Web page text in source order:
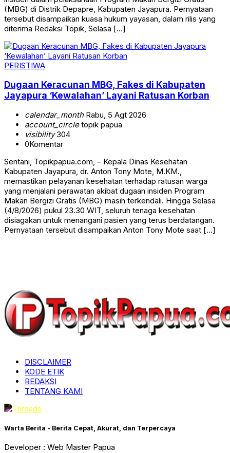
(MBG) di Distrik Depapre, Kabupaten Jayapura. Pernyataan
tersebut disampaikan kuasa hukum yayasan, dalam rilis yang
diterima Redaksi Topik, Selasa […]
PERISTIWA
Dugaan Keracunan MBG, Fakes di Kabupaten
Jayapura ‘Kewalahan’ Layani Ratusan Korban
calendar_monthRabu, 5 Agt 2026
account_circletopik papua
visibility304
0Komentar
Sentani, Topikpapua.com, – Kepala Dinas Kesehatan
Kabupaten Jayapura, dr. Anton Tony Mote, M.KM.,
memastikan pelayanan kesehatan terhadap ratusan warga
yang menjalani perawatan akibat dugaan insiden Program
Makan Bergizi Gratis (MBG) masih terkendali. Hingga Selasa
(4/8/2026) pukul 23.30 WIT, seluruh tenaga kesehatan
disiagakan untuk menangani pasien yang terus berdatangan.
Pernyataan tersebut disampaikan Anton Tony Mote saat […]
DISCLAIMER
KODE ETIK
REDAKSI
TENTANG KAMI
Warta Berita - Berita Cepat, Akurat, dan Terpercaya
Developer : Web Master Papua